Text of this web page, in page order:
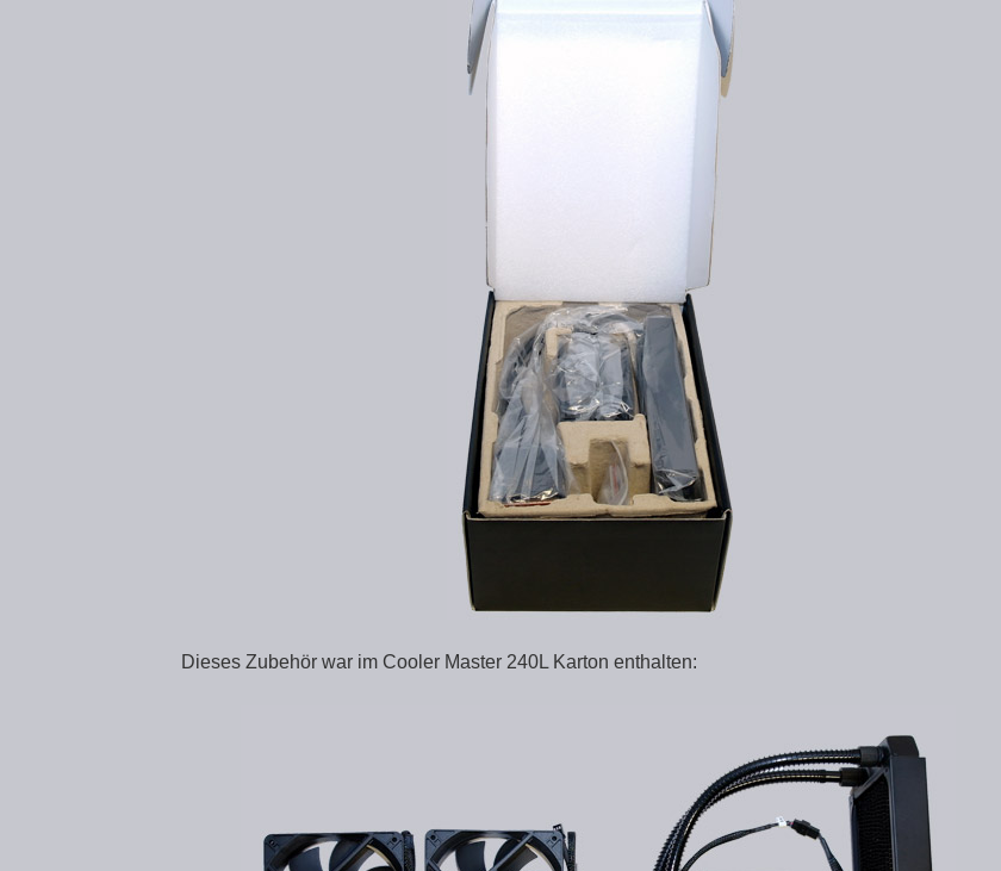
Dieses Zubehör war im Cooler Master 240L Karton enthalten: